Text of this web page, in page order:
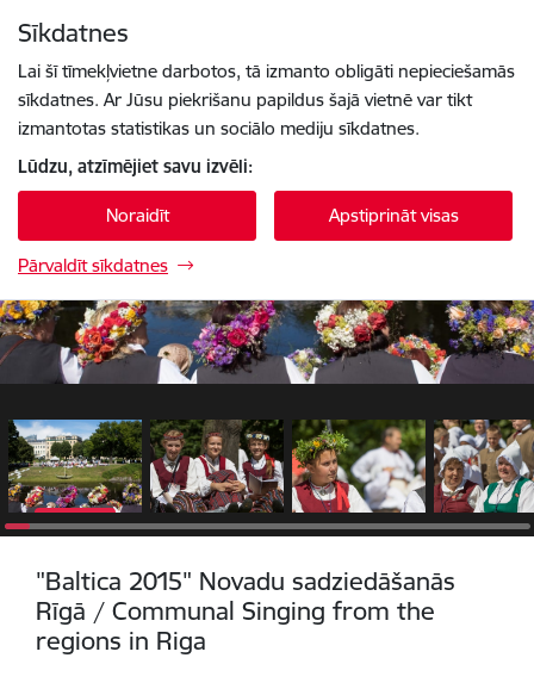
Sīkdatnes
Lai šī tīmekļvietne darbotos, tā izmanto obligāti nepieciešamās
sīkdatnes. Ar Jūsu piekrišanu papildus šajā vietnē var tikt
izmantotas statistikas un sociālo mediju sīkdatnes.
Lūdzu, atzīmējiet savu izvēli:
Noraidīt Apstiprināt visas
Pārvaldīt sīkdatnes
1 / 78
"Baltica 2015" Novadu sadziedāšanās
Rīgā / Communal Singing from the
regions in Riga